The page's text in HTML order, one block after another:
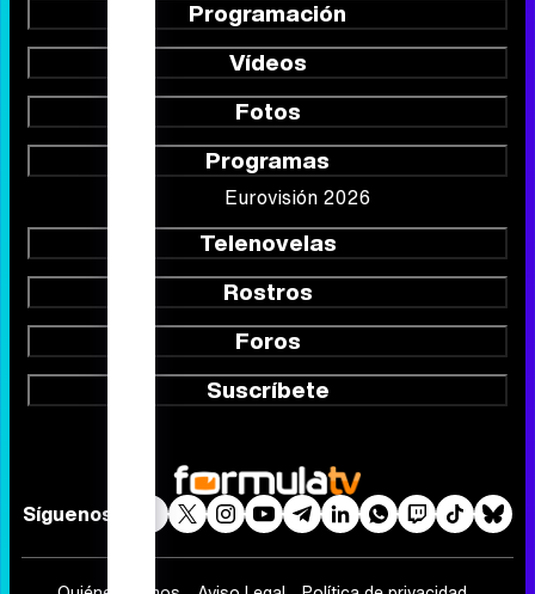
Programación
Vídeos
Fotos
Programas
Eurovisión 2026
Telenovelas
Rostros
Foros
Suscríbete
Síguenos